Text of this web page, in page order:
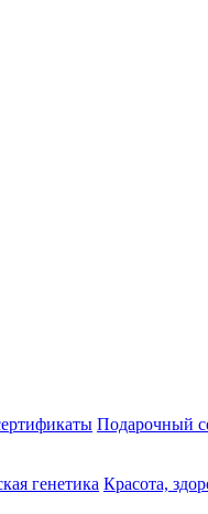
Подарочный
генетика Красота,